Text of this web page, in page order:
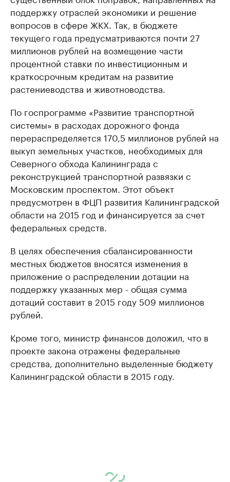
поддержку отраслей экономики и решение
вопросов в сфере ЖКХ. Так, в бюджете
текущего года предусматриваются почти 27
миллионов рублей на возмещение части
процентной ставки по инвестиционным и
краткосрочным кредитам на развитие
растениеводства и животноводства.
По госпрограмме «Развитие транспортной
системы» в расходах дорожного фонда
перераспределяется 170,5 миллионов рублей на
выкуп земельных участков, необходимых для
Северного обхода Калининграда с
реконструкцией транспортной развязки с
Московским проспектом. Этот объект
предусмотрен в ФЦП развития Калининградской
области на 2015 год и финансируется за счет
федеральных средств.
В целях обеспечения сбалансированности
местных бюджетов вносятся изменения в
приложение о распределении дотации на
поддержку указанных мер - общая сумма
дотаций составит в 2015 году 509 миллионов
рублей.
Кроме того, министр финансов доложил, что в
проекте закона отражены федеральные
средства, дополнительно выделенные бюджету
Калининградской области в 2015 году.